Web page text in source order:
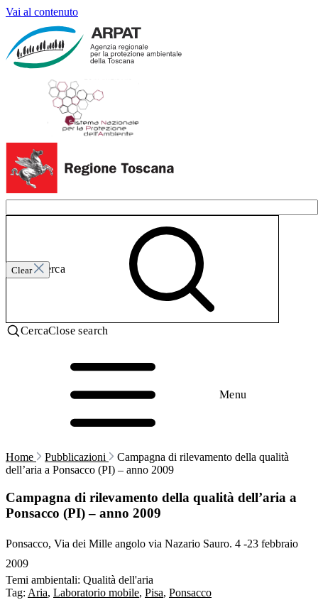
Vai al contenuto
Clear
Invia ricerca
CercaClose search
Menu
Home Pubblicazioni
Campagna di rilevamento della qualità
dell’aria a Ponsacco (PI) – anno 2009
Campagna di rilevamento della qualità dell’aria a
Ponsacco (PI) – anno 2009
Ponsacco, Via dei Mille angolo via Nazario Sauro. 4 -23 febbraio
2009
Temi ambientali: Qualità dell'aria
Tag: Aria, Laboratorio mobile, Pisa, Ponsacco